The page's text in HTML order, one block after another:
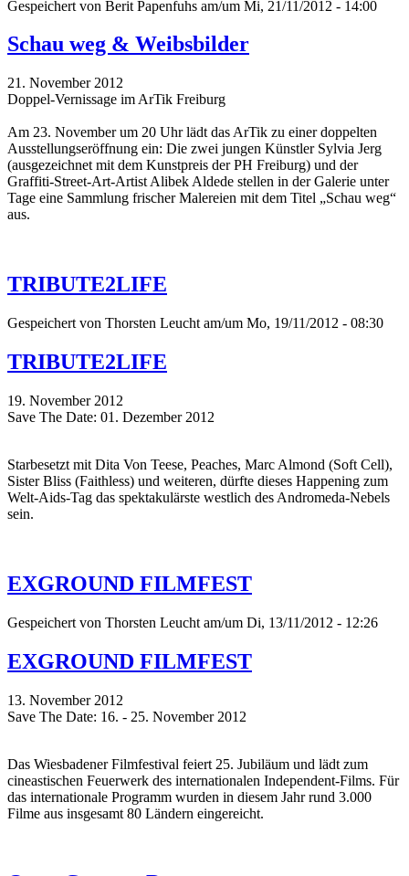
Gespeichert von Berit Papenfuhs am/um Mi, 21/11/2012 - 14:00
Schau weg & Weibsbilder
21. November 2012
Doppel-Vernissage im ArTik Freiburg
Am 23. November um 20 Uhr lädt das ArTik zu einer doppelten
Ausstellungseröffnung ein: Die zwei jungen Künstler Sylvia Jerg
(ausgezeichnet mit dem Kunstpreis der PH Freiburg) und der
Graffiti-Street-Art-Artist Alibek Aldede stellen in der Galerie unter
Tage eine Sammlung frischer Malereien mit dem Titel „Schau weg“
aus.
TRIBUTE2LIFE
Gespeichert von Thorsten Leucht am/um Mo, 19/11/2012 - 08:30
TRIBUTE2LIFE
19. November 2012
Save The Date: 01. Dezember 2012
Starbesetzt mit Dita Von Teese, Peaches, Marc Almond (Soft Cell),
Sister Bliss (Faithless) und weiteren, dürfte dieses Happening zum
Welt-Aids-Tag das spektakulärste westlich des Andromeda-Nebels
sein.
EXGROUND FILMFEST
Gespeichert von Thorsten Leucht am/um Di, 13/11/2012 - 12:26
EXGROUND FILMFEST
13. November 2012
Save The Date: 16. - 25. November 2012
Das Wiesbadener Filmfestival feiert 25. Jubiläum und lädt zum
cineastischen Feuerwerk des internationalen Independent-Films. Für
das internationale Programm wurden in diesem Jahr rund 3.000
Filme aus insgesamt 80 Ländern eingereicht.